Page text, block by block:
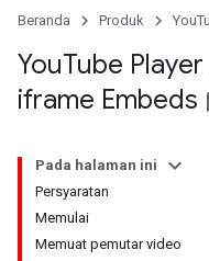
Beranda Produk
YouTube
iframe Embeds
Pada halaman ini
Persyaratan
Memulai
Memuat pemutar video